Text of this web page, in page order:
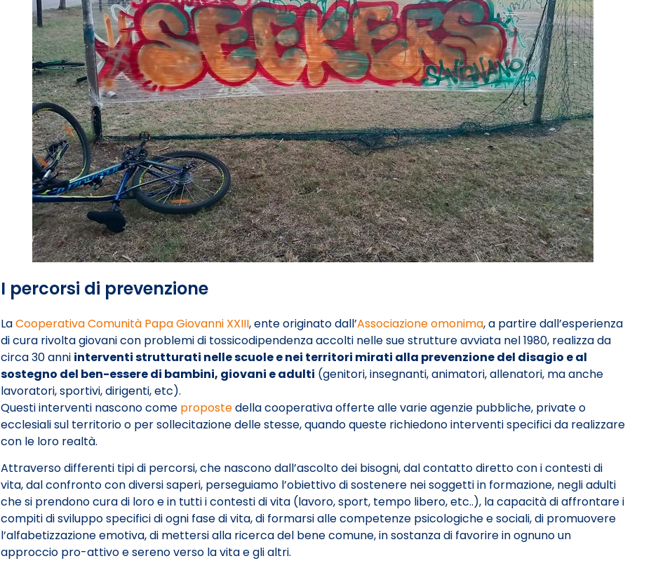
I percorsi di prevenzione
LaCooperativa Comunità Papa Giovanni XXIII, ente originato dall’Associazione omonima, a partire dall’esperienza
di cura rivolta giovani con problemi di tossicodipendenza accolti nelle sue strutture avviata nel 1980, realizza da
circa 30 anni interventi strutturati nelle scuole e nei territori mirati alla prevenzione del disagio e al
sostegno del ben-essere di bambini, giovani e adulti (genitori, insegnanti, animatori, allenatori, ma anche
lavoratori, sportivi, dirigenti, etc).
Questi interventi nascono come propostedella cooperativa offerte alle varie agenzie pubbliche, private o
ecclesiali sul territorio o per sollecitazione delle stesse, quando queste richiedono interventi specifici da realizzare
con le loro realtà.
Attraverso differenti tipi di percorsi, che nascono dall’ascolto dei bisogni, dal contatto diretto con i contesti di
vita, dal confronto con diversi saperi, perseguiamo l’obiettivo di sostenere nei soggetti in formazione, negli adulti
che si prendono cura di loro e in tutti i contesti di vita (lavoro, sport, tempo libero, etc..), la capacità di affrontare i
compiti di sviluppo specifici di ogni fase di vita, di formarsi alle competenze psicologiche e sociali, di promuovere
l’alfabetizzazione emotiva, di mettersi alla ricerca del bene comune, in sostanza di favorire in ognuno un
approccio pro-attivo e sereno verso la vita e gli altri.